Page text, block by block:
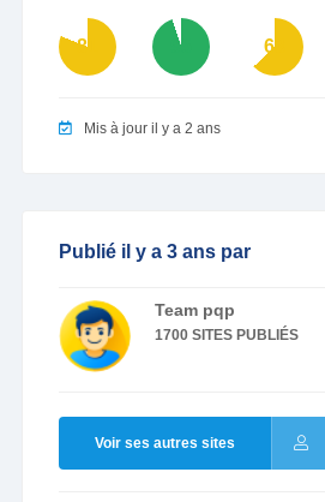
81 95 63
Mis à jour il y a 2 ans
Publié il y a 3 ans par
Team pqp
1700 SITES PUBLIÉS
Voir ses autres sites